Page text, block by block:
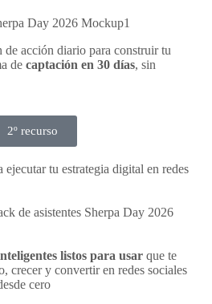
de acción diario para construir tu
de captación en 30 días, sin
2º recurso
ejecutar tu estrategia digital en redes
listos para usar que te
crecer y convertir en redes sociales
cero